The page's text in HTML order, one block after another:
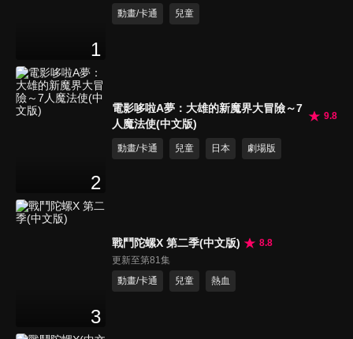
1
動畫/卡通
兒童
2
電影哆啦A夢：大雄的新魔界大冒險～7
人魔法使(中文版)
9.8
動畫/卡通 兒童 日本 劇場版
3
戰鬥陀螺X 第二季(中文版)
8.8
更新至第81集
動畫/卡通
兒童 熱血